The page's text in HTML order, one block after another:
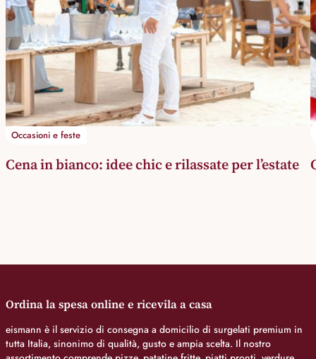
Occasioni e feste
Cena in bianco: idee chic e rilassate per l’estate
Ordina la spesa online e ricevila a casa
eismann è il servizio di consegna a domicilio di surgelati premium in
tutta Italia, sinonimo di qualità, gusto e ampia scelta. Il nostro